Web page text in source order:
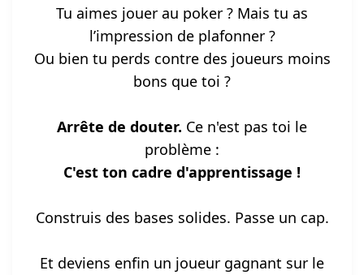
Tu aimes jouer au poker ? Mais tu as
l’impression de plafonner ?
Ou bien tu perds contre des joueurs moins
bons que toi ?
Arrête de douter. Ce n'est pas toi le
problème :
C'est ton cadre d'apprentissage !
Construis des bases solides. Passe un cap.
Et deviens enfin un joueur gagnant sur le